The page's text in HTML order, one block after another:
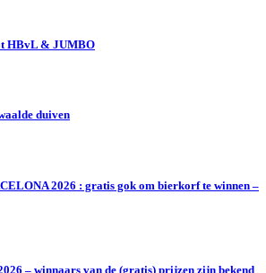
HBvL & JUMBO
duiven
2026 : gratis gok om bierkorf te winnen –
– winnaars van de (gratis) prijzen zijn bekend